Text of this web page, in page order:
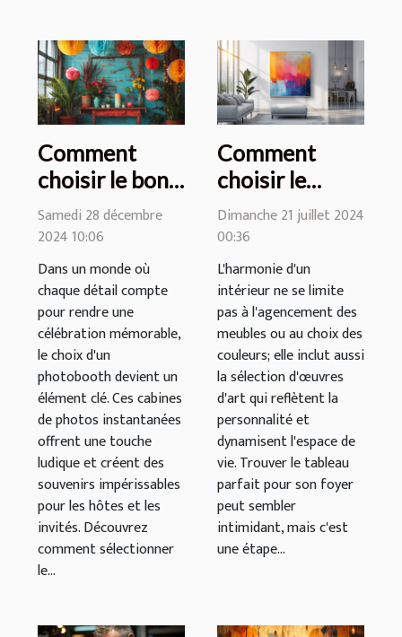
Comment
choisir le bon
photobooth
pour votre
célébration
Samedi 28 décembre
2024 10:06
Dans un monde où
chaque détail compte
pour rendre une
célébration mémorable,
le choix d'un
photobooth devient un
élément clé. Ces cabines
de photos instantanées
offrent une touche
ludique et créent des
souvenirs impérissables
pour les hôtes et les
invités. Découvrez
comment sélectionner
le...
Comment
choisir le
tableau
parfait pour
dynamiser
votre intérieur
Dimanche 21 juillet 2024
00:36
L'harmonie d'un
intérieur ne se limite
pas à l'agencement des
meubles ou au choix des
couleurs; elle inclut aussi
la sélection d'œuvres
d'art qui reflètent la
personnalité et
dynamisent l'espace de
vie. Trouver le tableau
parfait pour son foyer
peut sembler
intimidant, mais c'est
une étape...